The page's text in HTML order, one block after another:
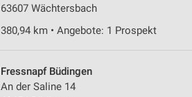
63607 Wächtersbach
380,94 km • Angebote: 1 Prospekt
Fressnapf Büdingen
An der Saline 14